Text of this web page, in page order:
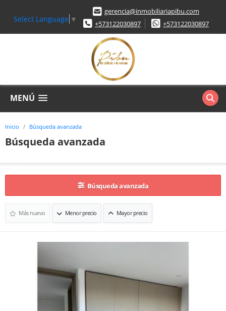
Select Language ▼
gerencia@inmobiliariapibu.com
+573122030897
+573122030897
MENÚ
Inicio Búsqueda avanzada
Búsqueda avanzada
Búsqueda avanzada
Más nuevo Menor precio Mayor precio